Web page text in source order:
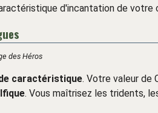
d'incantation de votre
des Héros
caractéristique. Votre valeur de
. Vous maîtrisez les tridents,